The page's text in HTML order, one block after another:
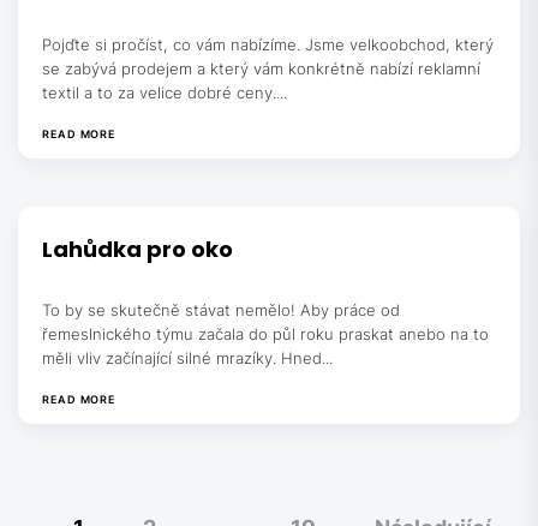
Pojďte si pročíst, co vám nabízíme. Jsme velkoobchod, který
se zabývá prodejem a který vám konkrétně nabízí reklamní
textil a to za velice dobré ceny....
READ MORE
Lahůdka pro oko
To by se skutečně stávat nemělo! Aby práce od
řemeslnického týmu začala do půl roku praskat anebo na to
měli vliv začínající silné mrazíky. Hned...
READ MORE